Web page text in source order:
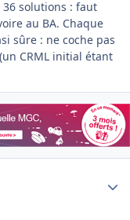
solutions : faut
au BA. Chaque
sûre : ne coche pas
CRML initial étant